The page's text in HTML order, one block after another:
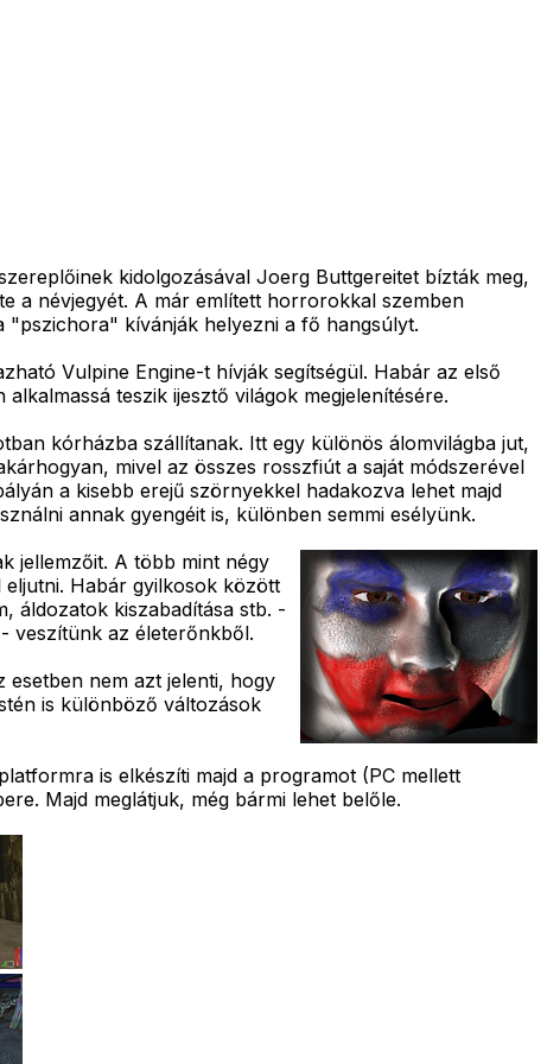
kidolgozásával Joerg Buttgereitet bízták meg,
a névjegyét. A már említett horrorokkal szemben
"pszichora" kívánják helyezni a fő hangsúlyt.
Vulpine Engine-t hívják segítségül. Habár az első
teszik ijesztő világok megjelenítésére.
kórházba szállítanak. Itt egy különös álomvilágba jut,
mivel az összes rosszfiút a saját módszerével
a kisebb erejű szörnyekkel hadakozva lehet majd
annak gyengéit is, különben semmi esélyünk.
jellemzőit. A több mint négy
Habár gyilkosok között
áldozatok kiszabadítása stb. -
veszítünk az életerőnkből.
esetben nem azt jelenti, hogy
is különböző változások
is elkészíti majd a programot (PC mellett
Majd meglátjuk, még bármi lehet belőle.